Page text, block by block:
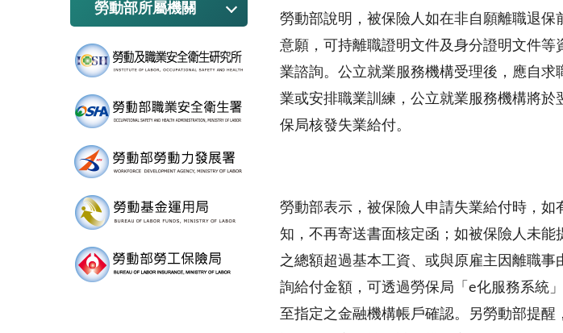
勞動部所屬機關
勞動部說明，被保險人如在非自願離職退
意願，可持離職證明文件及身分證明文件
業諮詢。公立就業服務機構受理後，應自
業或安排職業訓練，公立就業服務機構將
保局核發失業給付。
勞動部表示，被保險人申請失業給付時，
知，不再寄送書面核定函；如被保險人未
之總額超過基本工資、或與原雇主因離職
詢給付金額，可透過勞保局「e化服務系統
至指定之金融機構帳戶確認。另勞動部提